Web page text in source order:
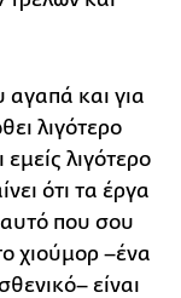
και για
λιγότερο
λιγότερο
ότι τα έργα
που σου
χιούμορ –ένα
είναι